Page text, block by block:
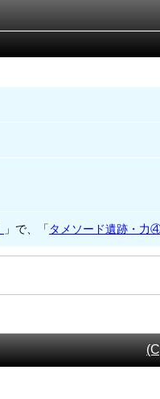
」で、「 タメソード遺跡・力